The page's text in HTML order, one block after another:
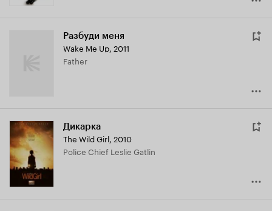
Разбуди меня
Wake Me Up, 2011
Father
Дикарка
The Wild Girl, 2010
Police Chief Leslie Gatlin